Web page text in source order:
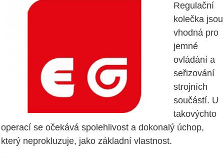
Regulační
kolečka jsou
vhodná pro
jemné
ovládání a
seřizování
strojních
součástí. U
takovýchto
operací se očekává spolehlivost a dokonalý úchop,
který neprokluzuje, jako základní vlastnost.